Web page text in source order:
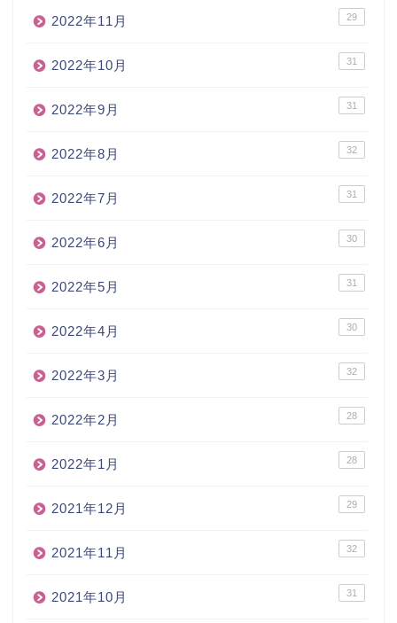
2022年11月 29
2022年10月 31
2022年9月 31
2022年8月 32
2022年7月 31
2022年6月 30
2022年5月 31
2022年4月 30
2022年3月 32
2022年2月 28
2022年1月 28
2021年12月 29
2021年11月 32
2021年10月 31